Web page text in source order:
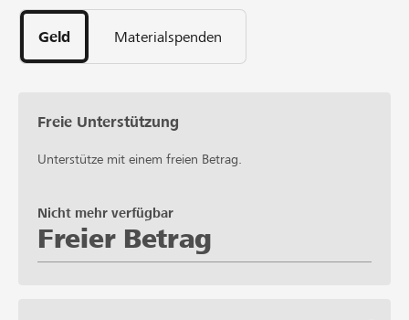
Unterstützungen
Geld Materialspenden
Freie Unterstützung
Unterstütze mit einem freien Betrag.
Freier Betrag
Nicht mehr verfügbar